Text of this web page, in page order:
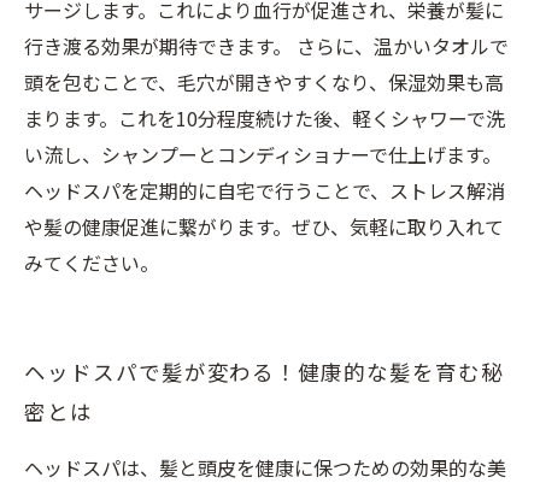
サージします。これにより血行が促進され、栄養が髪に
行き渡る効果が期待できます。 さらに、温かいタオルで
頭を包むことで、毛穴が開きやすくなり、保湿効果も高
まります。これを10分程度続けた後、軽くシャワーで洗
い流し、シャンプーとコンディショナーで仕上げます。
ヘッドスパを定期的に自宅で行うことで、ストレス解消
や髪の健康促進に繋がります。ぜひ、気軽に取り入れて
みてください。
ヘッドスパで髪が変わる！健康的な髪を育む秘
密とは
ヘッドスパは、髪と頭皮を健康に保つための効果的な美